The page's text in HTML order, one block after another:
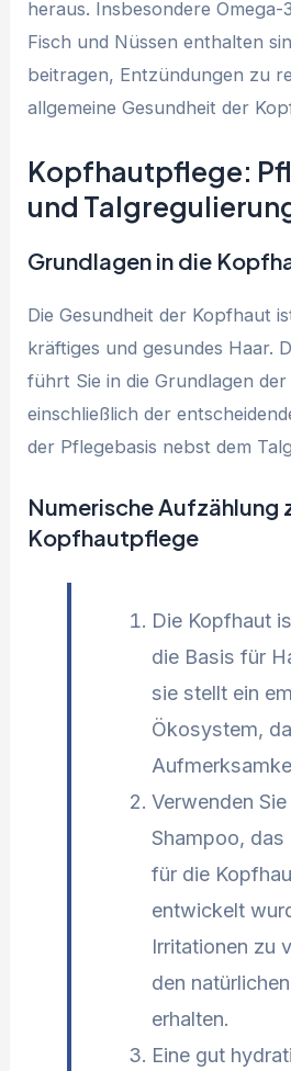
heraus. Insbesondere Omega-
Fisch und Nüssen enthalten
beitragen, Entzündungen zu
allgemeine Gesundheit der
Kopfhautpflege:
und
Grundlagen in die
Die Gesundheit der Kopfhaut
kräftiges und gesundes Haar.
führt Sie in die Grundlagen
einschließlich der
der Pflegebasis nebst dem
Numerische Aufzählung
Kopfhautpflege
Die Kopfhaut
die Basis für
sie stellt ein
Ökosystem,
Verwenden
Shampoo, das
für die
entwickelt
Irritationen zu
den
erhalten.
Eine gut